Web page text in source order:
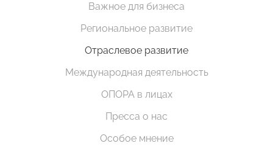
Важное для бизнеса
Региональное развитие
Отраслевое развитие
Международная деятельность
ОПОРА в лицах
Пресса о нас
Особое мнение